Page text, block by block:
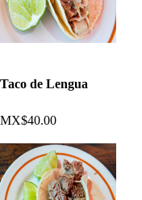
Taco de Lengua
MX$40.00